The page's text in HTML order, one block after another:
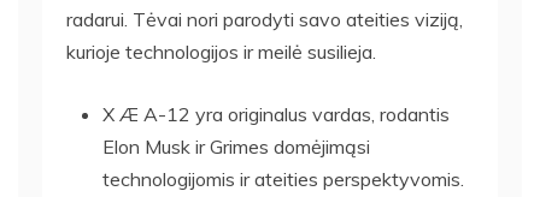
radarui. Tėvai nori parodyti savo ateities viziją,
kurioje technologijos ir meilė susilieja.
X Æ A-12 yra originalus vardas, rodantis
Elon Musk ir Grimes domėjimąsi
technologijomis ir ateities perspektyvomis.